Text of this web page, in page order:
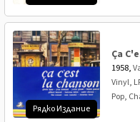
Рядко Издание
Ça
1958,
Vinyl,
Pop,